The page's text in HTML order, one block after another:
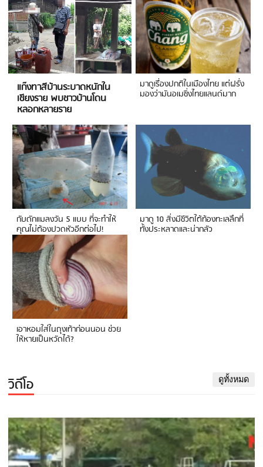
แก๊งทาสีบ้านระบาดหนักใน
เชียงราย พบชาวบ้านโดน
หลอกหลายราย
มาดูเรื่องปกติในเมืองไทย แต่ฝรั่ง
มองว่ามันอเมซิ่งไทยแลนด์มาก
กับดักแมลงวัน 5 แบบ ที่จะทำให้
คุณไม่ต้องปวดหัวอีกต่อไป!
มาดู 10 สิ่งมีชีวิตใต้ท้องทะเลลึกที่
ทั้งประหลาดและน่ากลัว
เอาหอมใส่ในถุงเท้าก่อนนอน ช่วย
ให้หายเป็นหวัดได้?
วิดีโอ ดูทั้งหมด